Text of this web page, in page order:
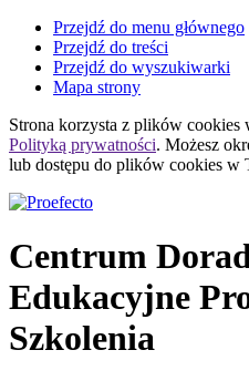
Przejdź do menu głównego
Przejdź do treści
Przejdź do wyszukiwarki
Mapa strony
Strona korzysta z plików cookies
Polityką prywatności. Możesz
lub dostępu do plików cookies w
Centrum
Edukacyjne
Szkolenia